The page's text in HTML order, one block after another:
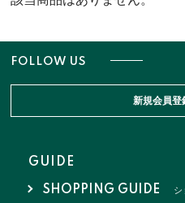
FOLLOW US
新規会員登
GUIDE
SHOPPING GUIDE シ